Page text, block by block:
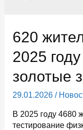
620
2025
золотые
29.01.2026/
В 2025 году 4680
тестирование